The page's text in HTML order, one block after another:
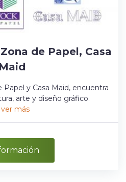
de Papel, Casa
Maid
y Casa Maid, encuentra
arte y diseño gráfico.
ver más